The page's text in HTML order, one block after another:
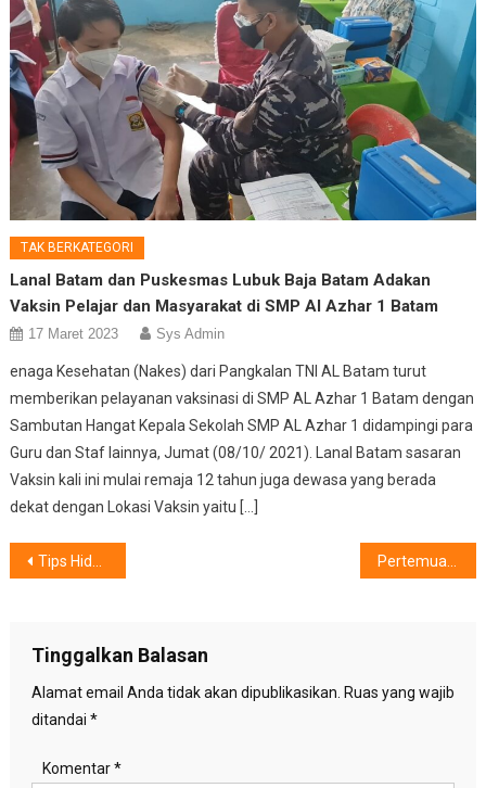
TAK BERKATEGORI
Lanal Batam dan Puskesmas Lubuk Baja Batam Adakan
Vaksin Pelajar dan Masyarakat di SMP Al Azhar 1 Batam
17 Maret 2023 Sys Admin
enaga Kesehatan (Nakes) dari Pangkalan TNI AL Batam turut
memberikan pelayanan vaksinasi di SMP AL Azhar 1 Batam dengan
Sambutan Hangat Kepala Sekolah SMP AL Azhar 1 didampingi para
Guru dan Staf lainnya, Jumat (08/10/ 2021). Lanal Batam sasaran
Vaksin kali ini mulai remaja 12 tahun juga dewasa yang berada
dekat dengan Lokasi Vaksin yaitu […]
Navigasi
Tips Hidup Sehat Pasca Lebaran
Tinggalkan Balasan
Alamat email Anda tidak akan dipublikasikan. Ruas yang wajib
ditandai *
Komentar*